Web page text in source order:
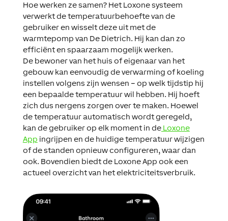
Hoe werken ze samen? Het Loxone systeem
verwerkt de temperatuurbehoefte van de
gebruiker en wisselt deze uit met de
warmtepomp van De Dietrich. Hij kan dan zo
efficiënt en spaarzaam mogelijk werken.
De bewoner van het huis of eigenaar van het
gebouw kan eenvoudig de verwarming of koeling
instellen volgens zijn wensen – op welk tijdstip hij
een bepaalde temperatuur wil hebben. Hij hoeft
zich dus nergens zorgen over te maken. Hoewel
de temperatuur automatisch wordt geregeld,
kan de gebruiker op elk moment in deLoxone
App ingrijpen en de huidige temperatuur wijzigen
of de standen opnieuw configureren, waar dan
ook. Bovendien biedt de Loxone App ook een
actueel overzicht van het elektriciteitsverbruik.